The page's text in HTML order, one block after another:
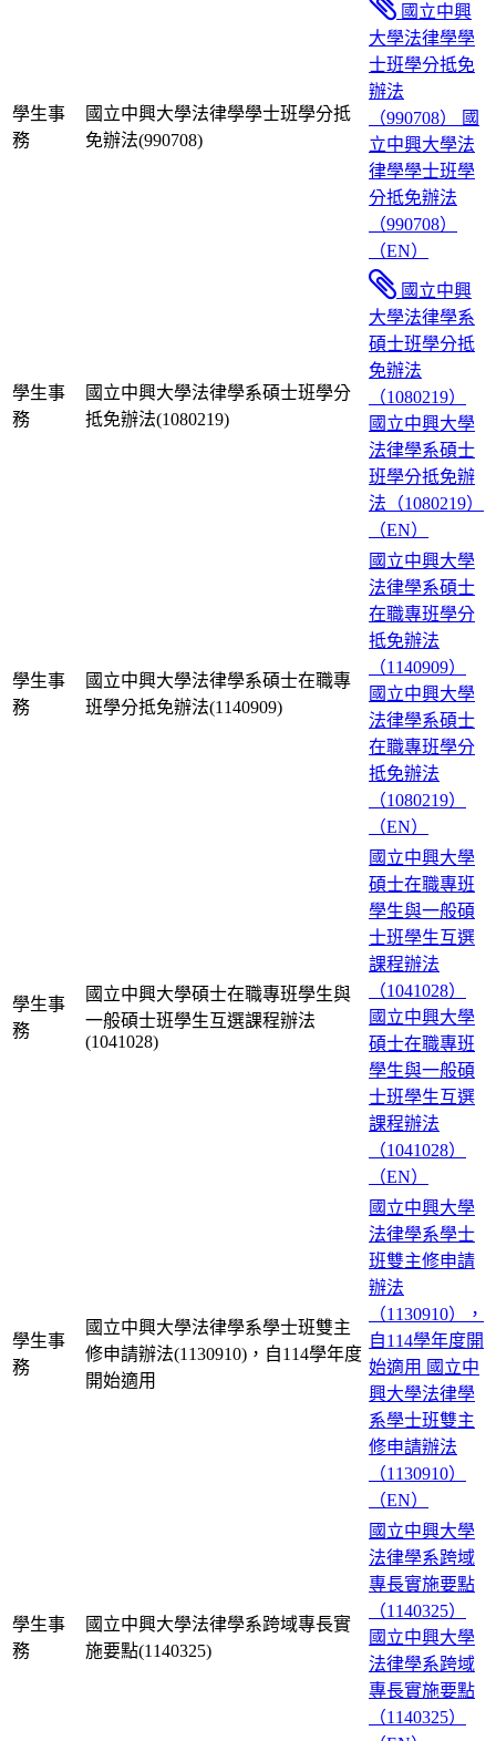
學生事
務
國立中興大學法律學學士班學分抵
免辦法(990708)
國立中興
大學法律學學
士班學分抵免
辦法
（990708）
國
立中興大學法
律學學士班學
分抵免辦法
（990708）
（EN）
學生事
務
國立中興大學法律學系碩士班學分
抵免辦法(1080219)
國立中興
大學法律學系
碩士班學分抵
免辦法
（1080219）
國立中興大學
法律學系碩士
班學分抵免辦
法（1080219）
（EN）
學生事
務
國立中興大學法律學系碩士在職專
班學分抵免辦法(1140909)
國立中興大學
法律學系碩士
在職專班學分
抵免辦法
（1140909）
國立中興大學
法律學系碩士
在職專班學分
抵免辦法
（1080219）
（EN）
學生事
務
國立中興大學碩士在職專班學生與
一般碩士班學生互選課程辦法
(1041028)
國立中興大學
碩士在職專班
學生與一般碩
士班學生互選
課程辦法
（1041028）
國立中興大學
碩士在職專班
學生與一般碩
士班學生互選
課程辦法
（1041028）
（EN）
學生事
務
國立中興大學法律學系學士班雙主
修申請辦法(1130910)，自114學年度
開始適用
國立中興大學
法律學系學士
班雙主修申請
辦法
（1130910），
自114學年度開
始適用 國立中
興大學法律學
系學士班雙主
修申請辦法
（1130910）
（EN）
學生事
務
國立中興大學法律學系跨域專長實
施要點(1140325)
國立中興大學
法律學系跨域
專長實施要點
（1140325）
國立中興大學
法律學系跨域
專長實施要點
（1140325）